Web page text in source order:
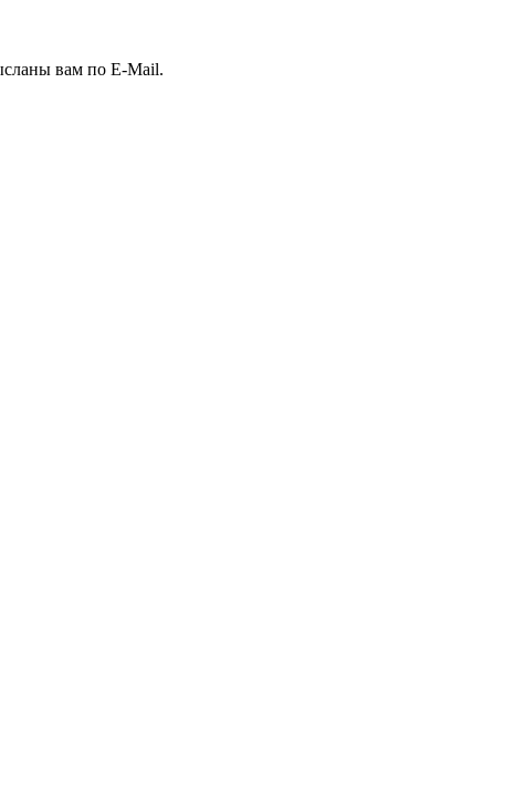
вам по E-Mail.